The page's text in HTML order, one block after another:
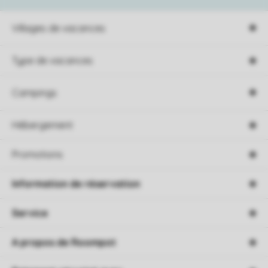
Villages de vacances
Type de vacances
Campings
Hébergement
Promotions
Information de réservation
Service
A propos de Roompot